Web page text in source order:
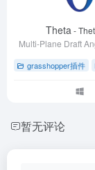
Theta -
Multi-Plane Draft
grasshopper插件
暂无评论